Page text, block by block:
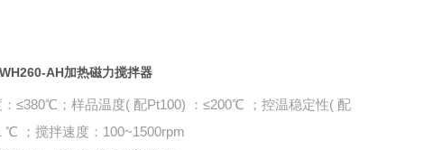
AH加热磁力搅拌器
：≤380℃；样品温度( 配Pt100) ：≤200℃ ；控温稳定性( 配
℃ ；搅拌速度：100~1500rpm